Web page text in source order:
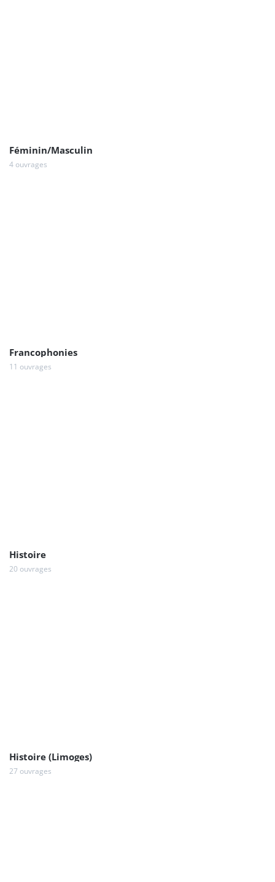
Féminin/Masculin
4 ouvrages
Francophonies
11 ouvrages
Histoire
20 ouvrages
Histoire (Limoges)
27 ouvrages